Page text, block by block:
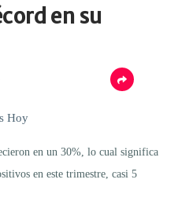
supera récord…
en su
Hoy
en un 30%, lo cual significa
en este trimestre, casi 5